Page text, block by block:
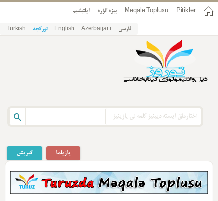
Pitiklər
Məqalə Toplusu بیزه گؤره ایلتیشیم
فارسی Azerbaijani
English تورکجه Turkish
گیریش یازیلما